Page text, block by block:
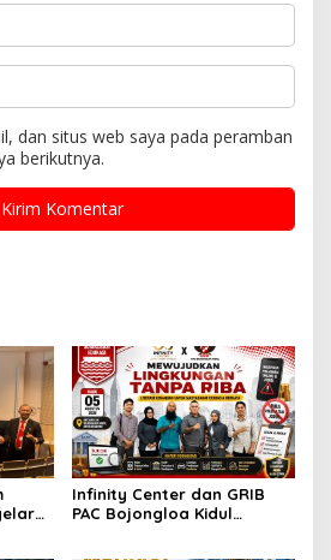
dan situs web saya pada peramban
berikutnya.
Infinity Center dan GRIB
PAC Bojongloa Kidul